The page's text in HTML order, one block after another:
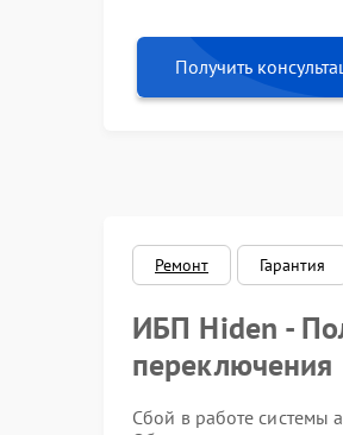
Получить
Ремонт Гарантия
ИБП Hiden -
переключения
Сбой в работе системы